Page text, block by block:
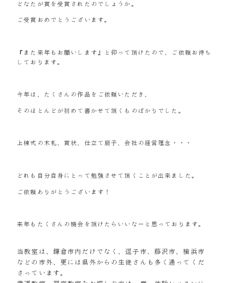
どなたが賞を受賞されたのでしょうか。
ご受賞おめでとうございます。
『また来年もお願いします』と仰って頂けたので、ご依頼お待ち
しております。
今年は、たくさんの作品をご依頼いただき、
そのほとんどが初めて書かせて頂くものばかりでした。
上棟式の木札、賞状、仕立て扇子、会社の経営理念・・・
どれも自分自身にとって勉強させて頂くことが出来ました。
ご依頼ありがとうございます！
来年もたくさんの機会を頂けたらいいなーと思っております。
当教室は、鎌倉市内だけでなく、逗子市、藤沢市、横浜市
などの市外、更には県外からの生徒さんも多く通ってくだ
さっています。